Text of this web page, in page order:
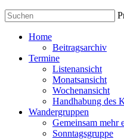
Home
Beitragsarchiv
Termine
Listenansicht
Monatsansicht
Wochenansicht
Handhabung des
Wandergruppen
Gemeinsam mehr
Sonntagsgruppe